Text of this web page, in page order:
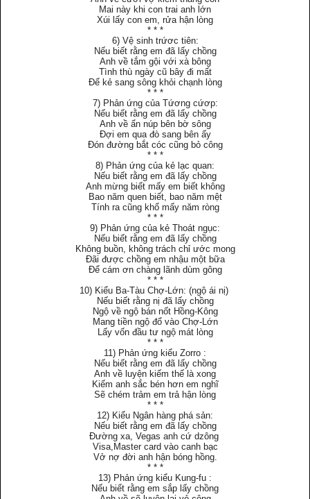
Mai này khi con trai anh lớn
Xúi lấy con em, rửa hận lòng
* * *
6) Vệ sinh trứơc tiên:
Nếu biết rằng em đã lấy chồng
Anh về tắm gội với xà bông
Tình thù ngày cũ bây đi mất
Ðể kẻ sang sông khỏi chạnh lòng
* * *
7) Phản ứng của Tứơng cứơp:
Nếu biết rằng em đã lấy chồng
Anh về ẩn núp bên bờ sông
Ðợi em qua đò sang bên ấy
Ðón đường bắt cóc cũng bỏ công
* * *
8) Phản ứng của kẻ lạc quan:
Nếu biết rằng em đã lấy chồng
Anh mừng biết mấy em biết không
Bao năm quen biết, bao năm mệt
Tính ra cũng khổ mấy năm ròng
* * *
9) Phản ứng của kẻ Thoát ngục:
Nếu biết rằng em đã lấy chồng
Không buồn, không trách chỉ ước mong
Ðãi được chồng em nhậu một bữa
Ðể cám ơn chàng lãnh dùm gông
* * *
10) Kiểu Ba-Tàu Chợ-Lớn: (ngộ ái nị)
Nếu biết rằng nị đã lấy chồng
Ngộ về ngộ bán nốt Hồng-Kông
Mang tiền ngộ đổ vào Chợ-Lớn
Lấy vốn đầu tư ngộ mát lòng
* * *
11) Phản ứng kiểu Zorro :
Nếu biết rằng em đã lấy chồng
Anh về luyện kiếm thế là xong
Kiếm anh sắc bén hơn em nghĩ
Sẽ chém trảm em trả hận lòng
* * *
12) Kiểu Ngân hàng phá sản:
Nếu biết rằng em đã lấy chồng
Ðường xa, Vegas anh cứ dzông
Visa,Master card vào canh bạc
Vở nợ đời anh hận bóng hồng.
* * *
13) Phản ứng kiểu Kung-fu :
Nếu biết rằng em sắp lấy chồng